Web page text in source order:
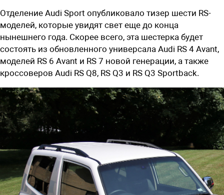
Отделение Audi Sport опубликовало тизер шести RS-
моделей, которые увидят свет еще до конца
нынешнего года. Скорее всего, эта шестерка будет
состоять из обновленного универсала Audi RS 4 Avant,
моделей RS 6 Avant и RS 7 новой генерации, а также
кроссоверов Audi RS Q8, RS Q3 и RS Q3 Sportback.